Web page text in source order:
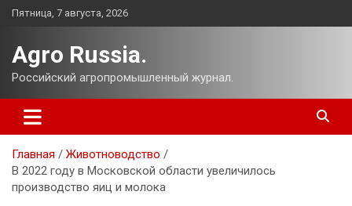
Перейти
Пятница, 7 августа, 2026
Agro Russia.
Российский агропромышленный журнал.
Главная
Животноводство
В 2022 году в Московской области увеличилось
производство яиц и молока